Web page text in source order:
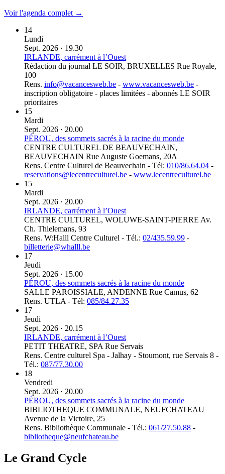
Voir l'agenda complet →
14
Lundi
Sept. 2026 · 19.30
IRLANDE, carrément à l’Ouest
Rédaction du journal LE SOIR, BRUXELLES Rue Royale,
100
Rens. info@vacancesweb.be - www.vacancesweb.be -
inscription obligatoire - places limitées - abonnés LE SOIR
prioritaires
15
Mardi
Sept. 2026 · 20.00
PÉROU, des sommets sacrés à la racine du monde
CENTRE CULTUREL DE BEAUVECHAIN,
BEAUVECHAIN Rue Auguste Goemans, 20A
Rens. Centre Culturel de Beauvechain - Tél: 010/86.64.04 -
reservations@lecentreculturel.be - www.lecentreculturel.be
15
Mardi
Sept. 2026 · 20.00
IRLANDE, carrément à l’Ouest
CENTRE CULTUREL, WOLUWE-SAINT-PIERRE Av.
Ch. Thielemans, 93
Rens. W:Halll Centre Culturel - Tél.: 02/435.59.99 -
billetterie@whalll.be
17
Jeudi
Sept. 2026 · 15.00
PÉROU, des sommets sacrés à la racine du monde
SALLE PAROISSIALE, ANDENNE Rue Camus, 62
Rens. UTLA - Tél: 085/84.27.35
17
Jeudi
Sept. 2026 · 20.15
IRLANDE, carrément à l’Ouest
PETIT THEATRE, SPA Rue Servais
Rens. Centre culturel Spa - Jalhay - Stoumont, rue Servais 8 -
Tél.: 087/77.30.00
18
Vendredi
Sept. 2026 · 20.00
PÉROU, des sommets sacrés à la racine du monde
BIBLIOTHEQUE COMMUNALE, NEUFCHATEAU
Avenue de la Victoire, 25
Rens. Bibliothèque Communale - Tél.: 061/27.50.88 -
bibliotheque@neufchateau.be
Le Grand Cycle